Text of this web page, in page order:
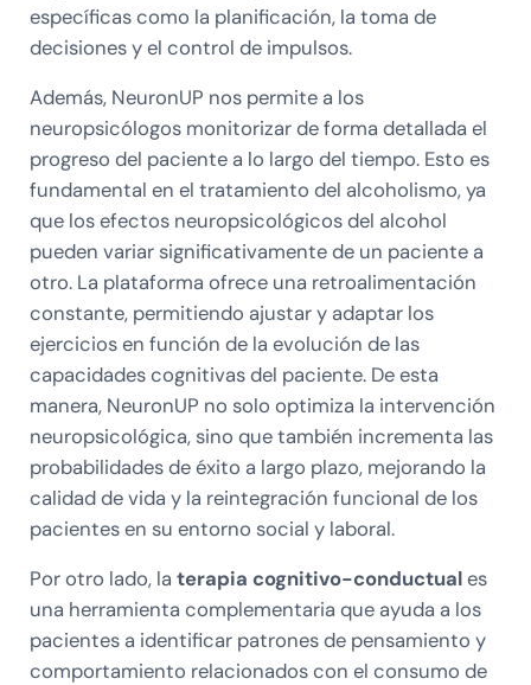
específicas como la planificación, la toma de
decisiones y el control de impulsos.
Además, NeuronUP nos permite a los
neuropsicólogos monitorizar de forma detallada el
progreso del paciente a lo largo del tiempo. Esto es
fundamental en el tratamiento del alcoholismo, ya
que los efectos neuropsicológicos del alcohol
pueden variar significativamente de un paciente a
otro. La plataforma ofrece una retroalimentación
constante, permitiendo ajustar y adaptar los
ejercicios en función de la evolución de las
capacidades cognitivas del paciente. De esta
manera, NeuronUP no solo optimiza la intervención
neuropsicológica, sino que también incrementa las
probabilidades de éxito a largo plazo, mejorando la
calidad de vida y la reintegración funcional de los
pacientes en su entorno social y laboral.
Por otro lado, la terapia cognitivo-conductuales
una herramienta complementaria que ayuda a los
pacientes a identificar patrones de pensamiento y
comportamiento relacionados con el consumo de